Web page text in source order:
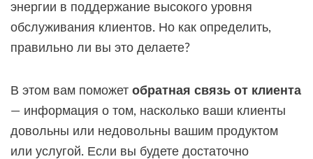
энергии в поддержание высокого уровня
обслуживания клиентов. Но как определить,
правильно ли вы это делаете?
В этом вам поможет обратная связь от клиента
— информация о том, насколько ваши клиенты
довольны или недовольны вашим продуктом
или услугой. Если вы будете достаточно